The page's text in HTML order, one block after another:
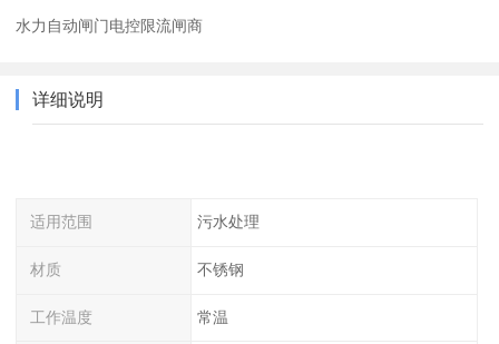
水力自动闸门电控限流闸商
详细说明
适用范围 污水处理
材质 不锈钢
工作温度 常温